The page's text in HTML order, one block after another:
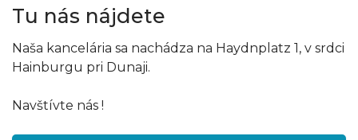
Tu nás nájdete
Naša kancelária sa nachádza na Haydnplatz 1, v srdci
Hainburgu pri Dunaji.
Navštívte nás !